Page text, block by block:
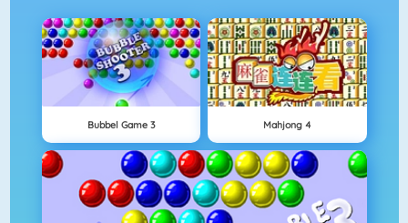
Bubbel Game 3 Mahjong 4